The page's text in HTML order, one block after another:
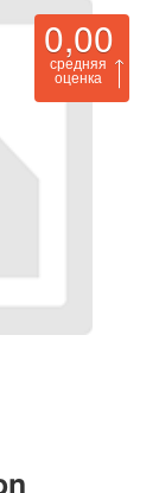
0,00
средняя
оценка